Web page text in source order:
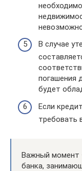
В случае
погашения
будет
Если
требовать
Важный момент
банка,